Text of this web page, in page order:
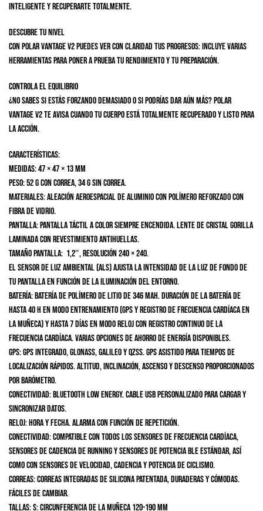
inteligente y recuperarte totalmente.
DESCUBRE TU NIVEL
Con Polar Vantage V2 puedes ver con claridad tus progresos: incluye varias
herramientas para poner a prueba tu rendimiento y tu preparación.
CONTROLA EL EQUILIBRIO
¿No sabes si estás forzando demasiado o si podrías dar aún más? Polar
Vantage V2 te avisa cuando tu cuerpo está totalmente recuperado y listo para
la acción.
CARACTERÍSTICAS:
Medidas: 47 × 47 × 13 mm
Peso:52 g con correa, 34 g sin correa.
Materiales:Aleación aeroespacial de aluminio con polímero reforzado con
fibra de vidrio.
Pantalla:Pantalla táctil a color siempre encendida. Lente de cristal Gorilla
laminada con revestimiento antihuellas.
Tamaño pantalla: 1,2″, resolución 240 × 240.
El sensor de luz ambiental (ALS) ajusta la intensidad de la luz de fondo de
tu pantalla en función de la iluminación del entorno.
Batería:Batería de polímero de litio de 346 mAh. Duración de la batería de
hasta 40 h en modo entrenamiento (GPS y registro de frecuencia cardíaca en
la muñeca) y hasta 7 días en modo reloj con registro continuo de la
frecuencia cardíaca. Varias opciones de ahorro de energía disponibles.
GPS:GPS integrado, GLONASS, Galileo y QZSS. GPS asistido para tiempos de
localización rápidos. Altitud, inclinación, ascenso y descenso proporcionados
por barómetro.
Conectividad:Bluetooth Low Energy. Cable USB personalizado para cargar y
sincronizar datos.
Reloj:Hora y fecha. Alarma con función de repetición.
Conectividad:Compatible con todos los sensores de frecuencia cardíaca,
sensores de cadencia de running y sensores de potencia BLE estándar, así
como con sensores de velocidad, cadencia y potencia de ciclismo.
Correas:Correas integradas de silicona patentada, duraderas y cómodas.
Fáciles de cambiar.
Tallas:S: circunferencia de la muñeca 120-190 mm